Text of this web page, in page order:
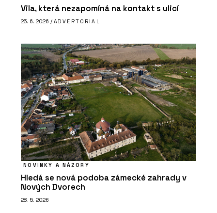
Vila, která nezapomíná na kontakt s ulicí
25. 6. 2026 / ADVERTORIAL
NOVINKY A NÁZORY
Hledá se nová podoba zámecké zahrady v
Nových Dvorech
28. 5. 2026